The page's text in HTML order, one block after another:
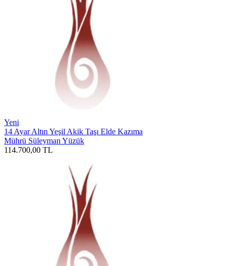
Yeni
14 Ayar Altın Yeşil Akik Taşı Elde Kazıma
Mührü Süleyman Yüzük
114.700,00 TL